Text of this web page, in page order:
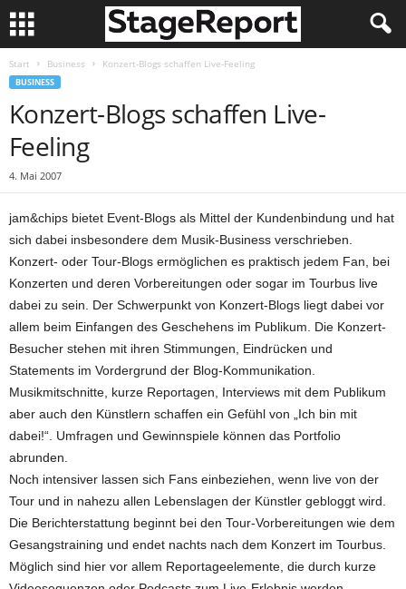
Start Business Konzert-Blogs schaffen Live-Feeling
BUSINESS
Konzert-Blogs schaffen Live-
Feeling
4. Mai 2007
jam&chips bietet Event-Blogs als Mittel der Kundenbindung und hat
sich dabei insbesondere dem Musik-Business verschrieben.
Konzert- oder Tour-Blogs ermöglichen es praktisch jedem Fan, bei
Konzerten und deren Vorbereitungen oder sogar im Tourbus live
dabei zu sein. Der Schwerpunkt von Konzert-Blogs liegt dabei vor
allem beim Einfangen des Geschehens im Publikum. Die Konzert-
Besucher stehen mit ihren Stimmungen, Eindrücken und
Statements im Vordergrund der Blog-Kommunikation.
Musikmitschnitte, kurze Reportagen, Interviews mit dem Publikum
aber auch den Künstlern schaffen ein Gefühl von „Ich bin mit
dabei!“. Umfragen und Gewinnspiele können das Portfolio
abrunden.
Noch intensiver lassen sich Fans einbeziehen, wenn live von der
Tour und in nahezu allen Lebenslagen der Künstler gebloggt wird.
Die Berichterstattung beginnt bei den Tour-Vorbereitungen wie dem
Gesangstraining und endet nachts nach dem Konzert im Tourbus.
Möglich sind hier vor allem Reportageelemente, die durch kurze